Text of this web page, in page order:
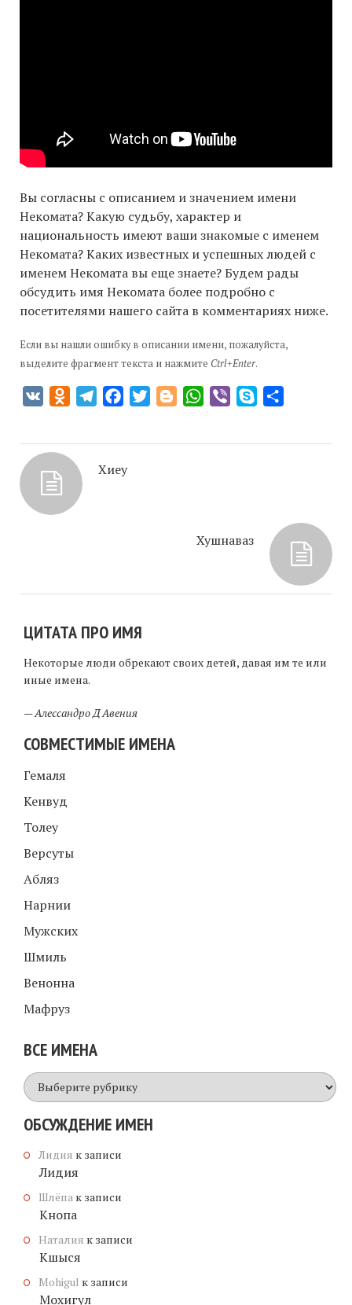
Вы согласны с описанием и значением имени
Некомата? Какую судьбу, характер и
национальность имеют ваши знакомые с именем
Некомата? Каких известных и успешных людей с
именем Некомата вы еще знаете? Будем рады
обсудить имя Некомата более подробно с
посетителями нашего сайта в комментариях ниже.
Если вы нашли ошибку в описании имени, пожалуйста,
выделите фрагмент текста и нажмите Ctrl+Enter.
VK Odnoklassniki
TelegramFacebookTwitterBloggerWhatsApp
Viber Skype
Хиеу
Хушнаваз
ЦИТАТА ПРО ИМЯ
Некоторые люди обрекают своих детей, давая им те или
иные имена.
—Алессандро Д Авения
СОВМЕСТИМЫЕ ИМЕНА
Гемаля
Кенвуд
Толеу
Версуты
Абляз
Нарнии
Мужских
Шмиль
Венонна
Мафруз
ВСЕ ИМЕНА
Все
имена
ОБСУЖДЕНИЕ ИМЕН
Лидия к записи
Лидия
Шлёпа к записи
Кнопа
Наталия к записи
Кшыся
Mohigul к записи
Мохигул